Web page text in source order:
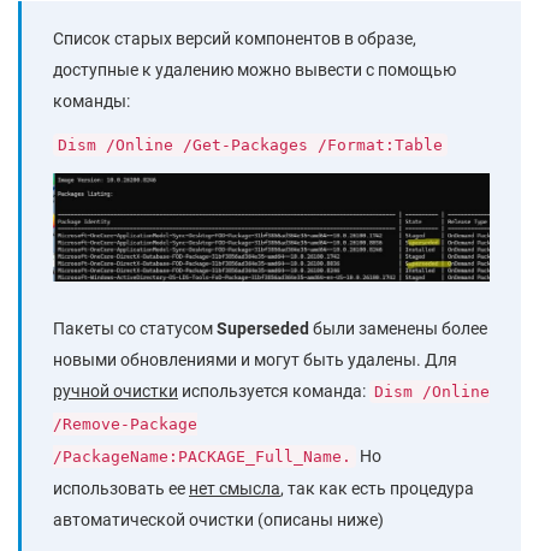
Список старых версий компонентов в образе,
доступные к удалению можно вывести с помощью
команды:
Dism /Online /Get-Packages /Format:Table
Пакеты со статусомSuperseded были заменены более
новыми обновлениями и могут быть удалены. Для
ручной очистки используется команда: Dism /Online
/Remove-Package
/PackageName:PACKAGE_Full_Name.
Но
использовать ее нет смысла, так как есть процедура
автоматической очистки (описаны ниже)